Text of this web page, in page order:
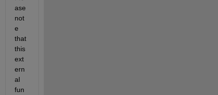
ase
not
e
that
this
ext
ern
al
fun